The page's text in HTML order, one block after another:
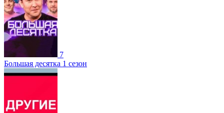
7
Большая десятка 1 сезон